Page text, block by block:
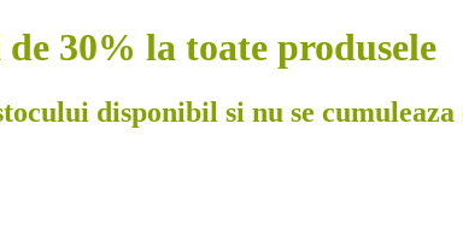
30% la toate produsele
disponibil si nu se